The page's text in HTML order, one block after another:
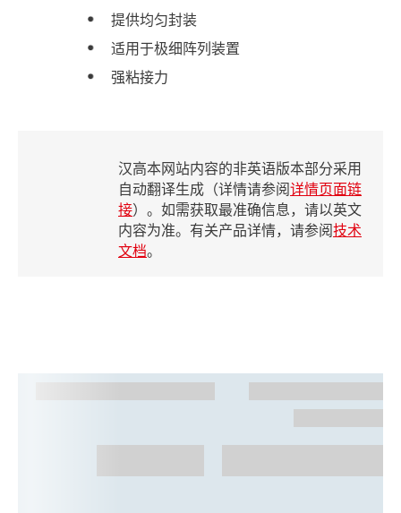
提供均匀封装
适用于极细阵列装置
强粘接力
汉高本网站内容的非英语版本部分采用
自动翻译生成（详情请参阅详情页面链
接）。如需获取最准确信息，请以英文
内容为准。有关产品详情，请参阅技术
文档。